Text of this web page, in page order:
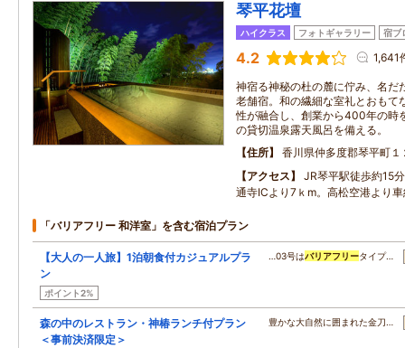
琴平花壇
ハイクラス フォトギャラリー 宿ブ
4.2 1,641
神宿る神秘の杜の麓に佇み、名だ
老舗宿。和の繊細な室礼とおもて
性が融合し、創業から400年の時
の貸切温泉露天風呂を備える。
住所
香川県仲多度郡琴平町
アクセス
JR琴平駅徒歩約15
通寺ICより7ｋm。高松空港より
「バリアフリー 和洋室」を含む宿泊プラン
【大人の一人旅】1泊朝食付カジュアルプラ
ン
ポイント2%
…03号はバリアフリータイプ…
森の中のレストラン・神椿ランチ付プラン
＜事前決済限定＞
豊かな大自然に囲まれた金刀…